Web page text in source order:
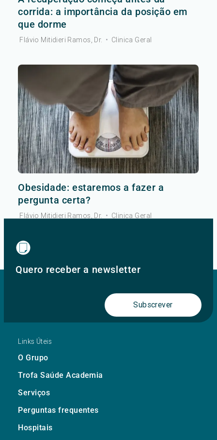
corrida: a importância da posição em
que dorme
Flávio Mitidieri Ramos, Dr. • Clinica Geral
Obesidade: estaremos a fazer a
pergunta certa?
Flávio Mitidieri Ramos, Dr. • Clinica Geral
Quero receber a newsletter
Subscrever
Links Úteis
O Grupo
Trofa Saúde Academia
Serviços
Perguntas frequentes
Hospitais